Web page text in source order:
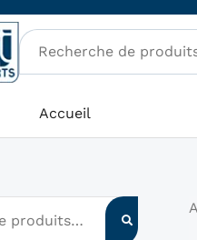
Accueil
P
i
n
P
i
x